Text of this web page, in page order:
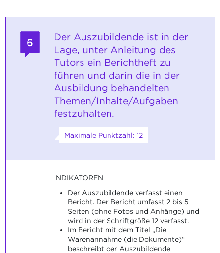
6
Der Auszubildende ist in der
Lage, unter Anleitung des
Tutors ein Berichtheft zu
führen und darin die in der
Ausbildung behandelten
Themen/Inhalte/Aufgaben
festzuhalten.
Maximale Punktzahl: 12
INDIKATOREN
Der Auszubildende verfasst einen
Bericht. Der Bericht umfasst 2 bis 5
Seiten (ohne Fotos und Anhänge) und
wird in der Schriftgröße 12 verfasst.
Im Bericht mit dem Titel „Die
Warenannahme (die Dokumente)“
beschreibt der Auszubildende